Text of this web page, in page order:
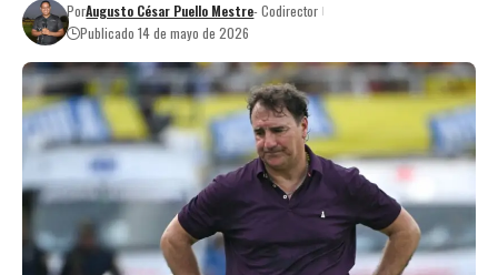
PorAugusto César Puello Mestre- Codirector
Publicado 14 de mayo de 2026